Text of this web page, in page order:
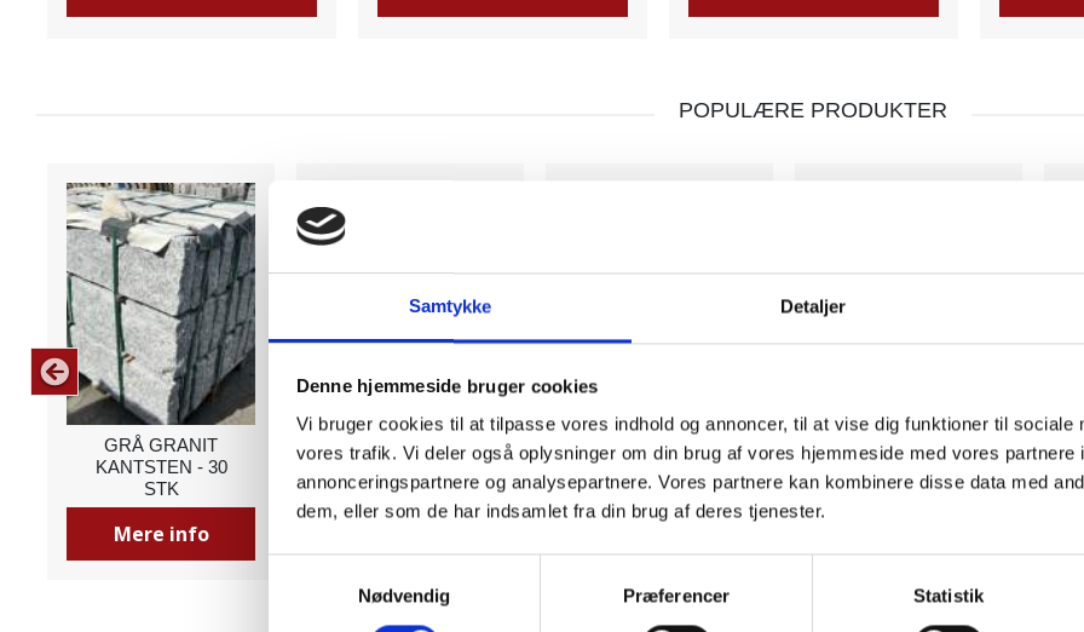
Samtykke Detaljer
Denne hjemmeside bruger cookies
Vi bruger cookies til at tilpasse vores indhold og annoncer, til at vise dig funktioner til sociale
vores trafik. Vi deler også oplysninger om din brug af vores hjemmeside med vores partnere
annonceringspartnere og analysepartnere. Vores partnere kan kombinere disse data med
dem, eller som de har indsamlet fra din brug af deres tjenester.
Nødvendig
Præferencer Statistik
POPULÆRE PRODUKTER
SPRINGVANDSPUMPE
LILLE M/LED
Mere info
GUMMIPAKNING
TIL SLANGE
GUMMIPAKNING
TIL LED
BÆNK SIGRID
GRÅ &
GRÅSORT